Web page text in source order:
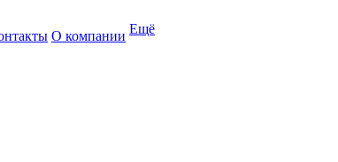
О компании Ещё